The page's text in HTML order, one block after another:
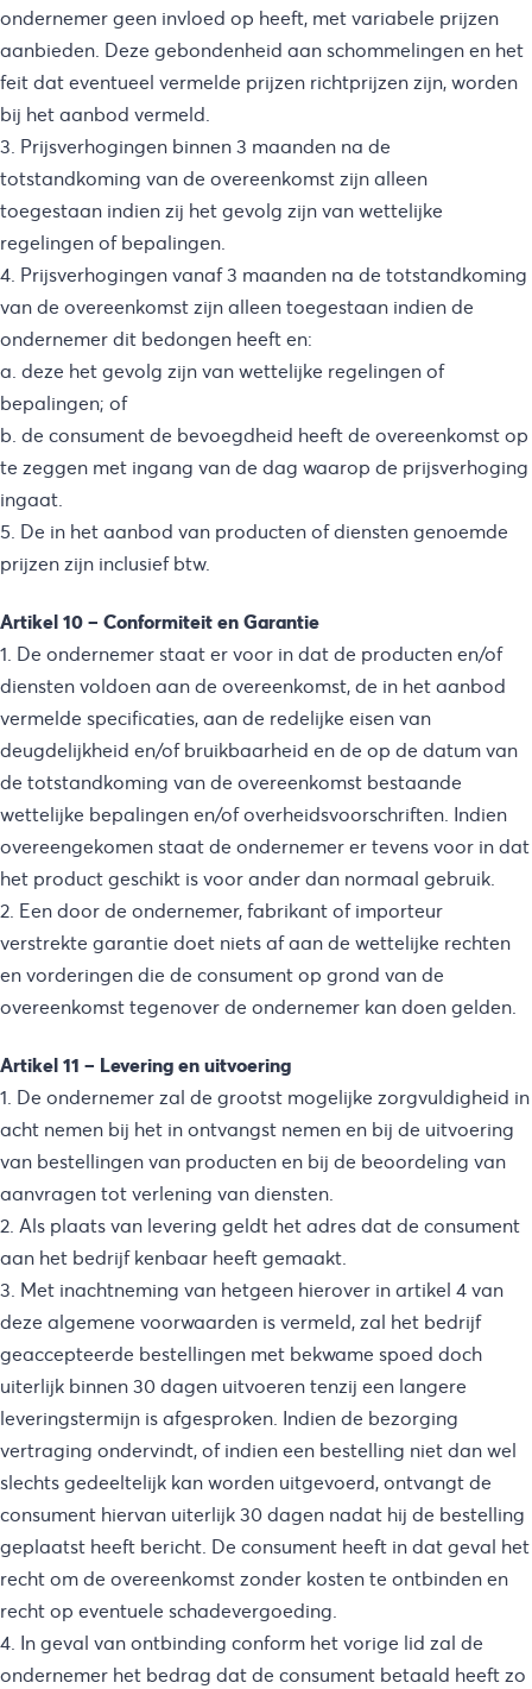
ondernemer geen invloed op heeft, met variabele prijzen
aanbieden. Deze gebondenheid aan schommelingen en het
feit dat eventueel vermelde prijzen richtprijzen zijn, worden
bij het aanbod vermeld.
3. Prijsverhogingen binnen 3 maanden na de
totstandkoming van de overeenkomst zijn alleen
toegestaan indien zij het gevolg zijn van wettelijke
regelingen of bepalingen.
4. Prijsverhogingen vanaf 3 maanden na de totstandkoming
van de overeenkomst zijn alleen toegestaan indien de
ondernemer dit bedongen heeft en:
a. deze het gevolg zijn van wettelijke regelingen of
bepalingen; of
b. de consument de bevoegdheid heeft de overeenkomst op
te zeggen met ingang van de dag waarop de prijsverhoging
ingaat.
5. De in het aanbod van producten of diensten genoemde
prijzen zijn inclusief btw.
Artikel 10 – Conformiteit en Garantie
1. De ondernemer staat er voor in dat de producten en/of
diensten voldoen aan de overeenkomst, de in het aanbod
vermelde specificaties, aan de redelijke eisen van
deugdelijkheid en/of bruikbaarheid en de op de datum van
de totstandkoming van de overeenkomst bestaande
wettelijke bepalingen en/of overheidsvoorschriften. Indien
overeengekomen staat de ondernemer er tevens voor in dat
het product geschikt is voor ander dan normaal gebruik.
2. Een door de ondernemer, fabrikant of importeur
verstrekte garantie doet niets af aan de wettelijke rechten
en vorderingen die de consument op grond van de
overeenkomst tegenover de ondernemer kan doen gelden.
Artikel 11 – Levering en uitvoering
1. De ondernemer zal de grootst mogelijke zorgvuldigheid in
acht nemen bij het in ontvangst nemen en bij de uitvoering
van bestellingen van producten en bij de beoordeling van
aanvragen tot verlening van diensten.
2. Als plaats van levering geldt het adres dat de consument
aan het bedrijf kenbaar heeft gemaakt.
3. Met inachtneming van hetgeen hierover in artikel 4 van
deze algemene voorwaarden is vermeld, zal het bedrijf
geaccepteerde bestellingen met bekwame spoed doch
uiterlijk binnen 30 dagen uitvoeren tenzij een langere
leveringstermijn is afgesproken. Indien de bezorging
vertraging ondervindt, of indien een bestelling niet dan wel
slechts gedeeltelijk kan worden uitgevoerd, ontvangt de
consument hiervan uiterlijk 30 dagen nadat hij de bestelling
geplaatst heeft bericht. De consument heeft in dat geval het
recht om de overeenkomst zonder kosten te ontbinden en
recht op eventuele schadevergoeding.
4. In geval van ontbinding conform het vorige lid zal de
ondernemer het bedrag dat de consument betaald heeft zo